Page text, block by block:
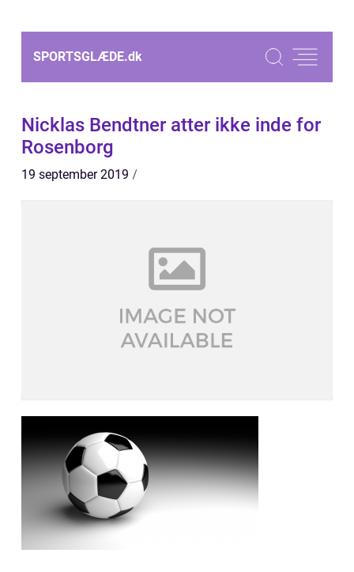
SPORTSGLÆDE.dk
Nicklas Bendtner atter ikke inde for
Rosenborg
19 september 2019